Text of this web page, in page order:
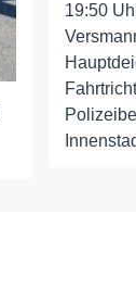
19:50